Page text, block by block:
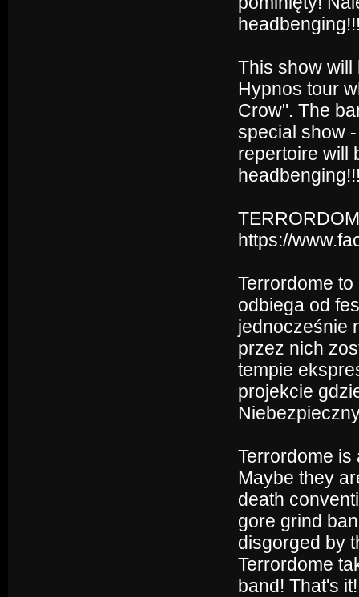
This show will
Hypnos tour
Crow". The
special show
repertoire will
https://
Terrordome
odbiega od
jednocześnie
przez nich
tempie
projekcie
Terrordome
Maybe they
death
gore grind
disgorged by
Terrordome
band! That's